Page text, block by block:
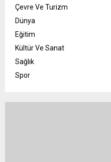
Çevre Ve Turizm
Dünya
Eğitim
Kültür Ve Sanat
Sağlık
Spor